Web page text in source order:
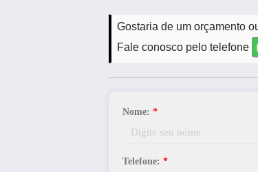
Gostaria de um orçamento
Fale conosco pelo telefone
Nome: *
Telefone: *